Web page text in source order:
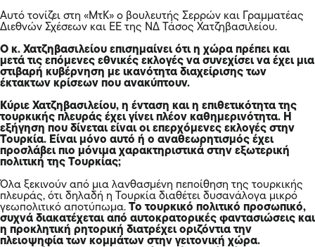
Αυτό τονίζει στη «ΜτΚ» ο βουλευτής Σερρών και Γραμματέας
Διεθνών Σχέσεων και ΕΕ της ΝΔ Τάσος Χατζηβασιλείου.
O κ. Χατζηβασιλείου επισημαίνει ότι η χώρα πρέπει και
μετά τις επόμενες εθνικές εκλογές να συνεχίσει να έχει μια
στιβαρή κυβέρνηση με ικανότητα διαχείρισης των
έκτακτων κρίσεων που ανακύπτουν.
Κύριε Χατζηβασιλείου, η ένταση και η επιθετικότητα της
τουρκικής πλευράς έχει γίνει πλέον καθημερινότητα. Η
εξήγηση που δίνεται είναι οι επερχόμενες εκλογές στην
Τουρκία. Είναι μόνο αυτό ή ο αναθεωρητισμός έχει
προσλάβει πιο μόνιμα χαρακτηριστικά στην εξωτερική
πολιτική της Τουρκίας;
Όλα ξεκινούν από μια λανθασμένη πεποίθηση της τουρκικής
πλευράς, ότι δηλαδή η Τουρκία διαθέτει δυσανάλογα μικρό
γεωπολιτικό αποτύπωμα. Το τουρκικό πολιτικό προσωπικό,
συχνά διακατέχεται από αυτοκρατορικές φαντασιώσεις και
η προκλητική ρητορική διατρέχει οριζόντια την
πλειοψηφία των κομμάτων στην γειτονική χώρα.